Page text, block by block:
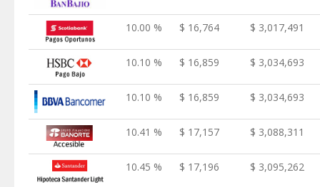
10.00 % $ 16,764 $ 3,017,491
10.10 % $ 16,859 $ 3,034,693
10.10 % $ 16,859 $ 3,034,693
10.41 % $ 17,157 $ 3,088,311
10.45 % $ 17,196 $ 3,095,262